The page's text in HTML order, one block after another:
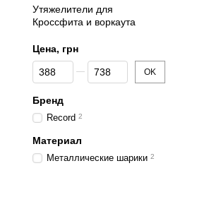
Утяжелители для
Кроссфита и воркаута
Цена, грн
От Цена, грн
До Цена, грн OK
Бренд
Record 2
Материал
Металлические шарики 2